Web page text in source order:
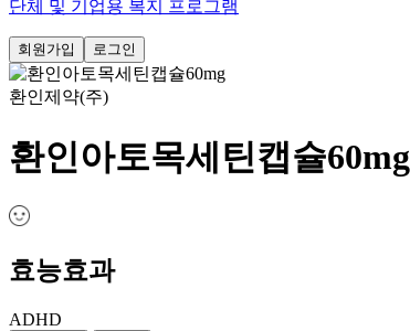
단체 및 기업용 복지 프로그램
회원가입 로그인
환인제약(주)
환인아토목세틴캡슐60mg
효능효과
ADHD